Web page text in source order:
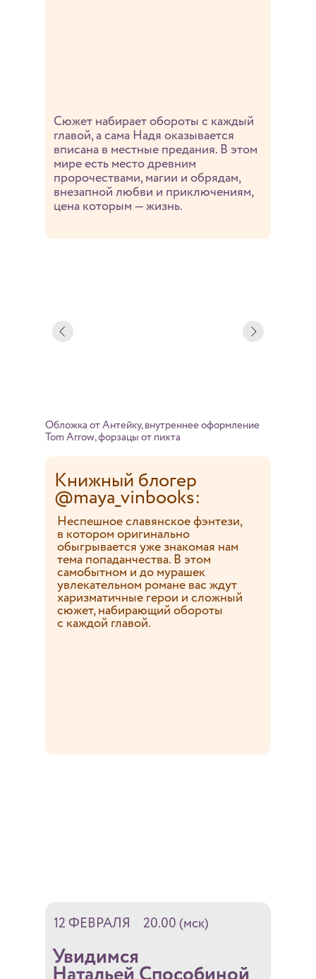
Книжный блогер
@maya_vinbooks:
Неспешное славянское фэнтези,
в котором оригинально
обыгрывается уже знакомая нам
тема попаданчества. В этом
самобытном и до мурашек
увлекательном романе вас ждут
харизматичные герои и сложный
сюжет, набирающий обороты
с каждой главой.
Сюжет набирает обороты с каждый
главой, а сама Надя оказывается
вписана в местные предания. В этом
мире есть место древним
пророчествами, магии и обрядам,
внезапной любви и приключениям,
цена которым — жизнь.
Обложка от Антейку, внутреннее оформление
Tom Arrow, форзацы от пихта
12 ФЕВРАЛЯ 20.00 (мск)
Увидимся